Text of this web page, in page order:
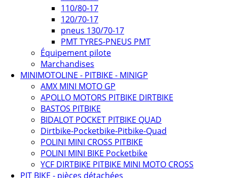
110/80-17
120/70-17
pneus 130/70-17
PMT TYRES-PNEUS PMT
Équipement pilote
Marchandises
MINIMOTOLINE - PITBIKE - MINIGP
AMX MINI MOTO GP
APOLLO MOTORS PITBIKE DIRTBIKE
BASTOS PITBIKE
BIDALOT POCKET PITBIKE QUAD
Dirtbike-Pocketbike-Pitbike-Quad
POLINI MINI CROSS PITBIKE
POLINI MINI BIKE Pocketbike
YCF DIRTBIKE PITBIKE MINI MOTO CROSS
PIT BIKE - pièces détachées